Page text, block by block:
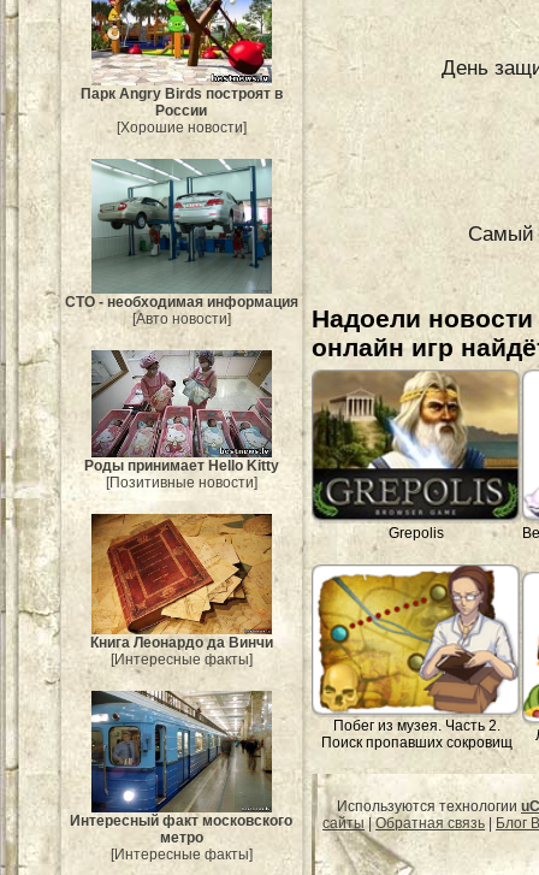
Парк Angry Birds построят в
России
[Хорошие новости]
СТО - необходимая информация
[Авто новости]
Роды принимает Hello Kitty
[Позитивные новости]
Книга Леонардо да Винчи
[Интересные факты]
Интересный факт московского
метро
[Интересные факты]
День
Самый
Надоели
онлайн игр
Grepolis
Побег из музея. Часть 2.
Поиск пропавших сокровищ
Используются технологии
сайты|Обратная связь Блог